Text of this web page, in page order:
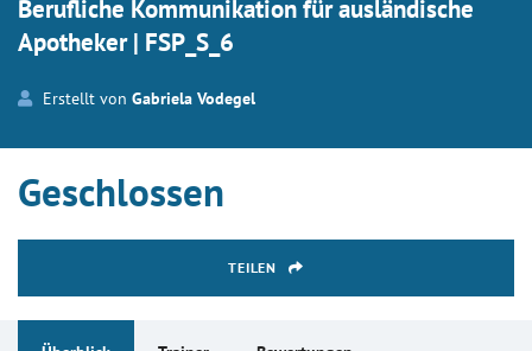
Berufliche Kommunikation für ausländische
Apotheker | FSP_S_6
Erstellt von Gabriela Vodegel
Geschlossen
TEILEN